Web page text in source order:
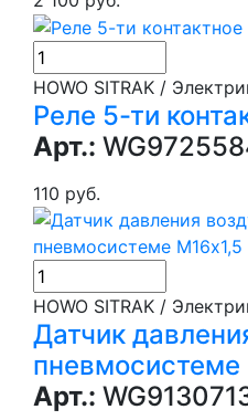
HOWO SITRAK /
Реле 5-ти
Арт.:
110 руб.
HOWO SITRAK /
Датчик
Арт.: